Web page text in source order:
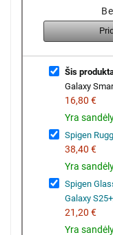
Šis
Galaxy
16,80 €
Yra
Spigen
38,40 €
Yra
Spigen
Galaxy
21,20 €
Yra